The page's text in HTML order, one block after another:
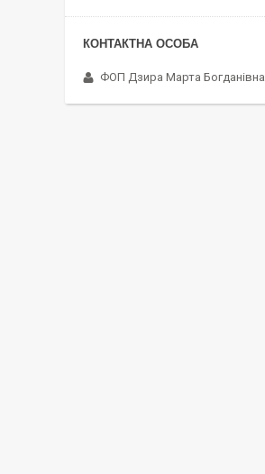
ФОП Дзира Марта Богданівна